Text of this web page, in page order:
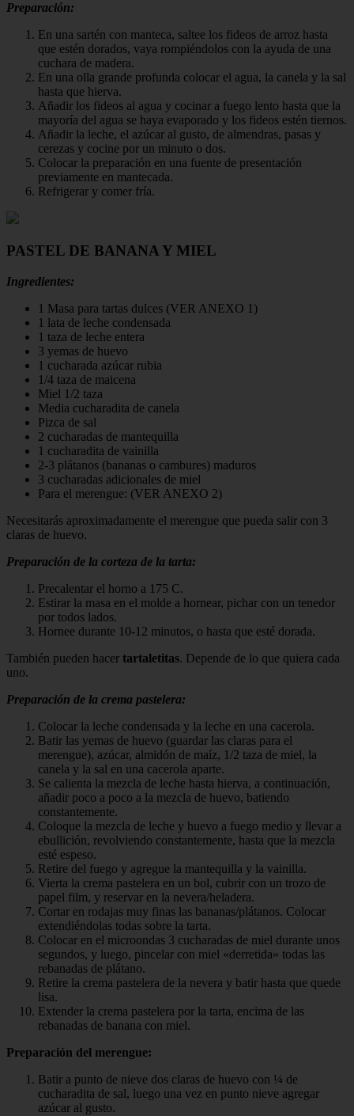
Preparación:
En una sartén con manteca, saltee los fideos de arroz hasta
que estén dorados, vaya rompiéndolos con la ayuda de una
cuchara de madera.
En una olla grande profunda colocar el agua, la canela y la sal
hasta que hierva.
Añadir los fideos al agua y cocinar a fuego lento hasta que la
mayoría del agua se haya evaporado y los fideos estén tiernos.
Añadir la leche, el azúcar al gusto, de almendras, pasas y
cerezas y cocine por un minuto o dos.
Colocar la preparación en una fuente de presentación
previamente en mantecada.
Refrigerar y comer fría.
PASTEL DE BANANA Y MIEL
Ingredientes:
1 Masa para tartas dulces (VER ANEXO 1)
1 lata de leche condensada
1 taza de leche entera
3 yemas de huevo
1 cucharada azúcar rubia
1/4 taza de maicena
Miel 1/2 taza
Media cucharadita de canela
Pizca de sal
2 cucharadas de mantequilla
1 cucharadita de vainilla
2-3 plátanos (bananas o cambures) maduros
3 cucharadas adicionales de miel
Para el merengue: (VER ANEXO 2)
Necesitarás aproximadamente el merengue que pueda salir con 3
claras de huevo.
Preparación de la corteza de la tarta:
Precalentar el horno a 175 C.
Estirar la masa en el molde a hornear, pichar con un tenedor
por todos lados.
Hornee durante 10-12 minutos, o hasta que esté dorada.
También pueden hacer tartaletitas. Depende de lo que quiera cada
uno.
Preparación de la crema pastelera:
Colocar la leche condensada y la leche en una cacerola.
Batir las yemas de huevo (guardar las claras para el
merengue), azúcar, almidón de maíz, 1/2 taza de miel, la
canela y la sal en una cacerola aparte.
Se calienta la mezcla de leche hasta hierva, a continuación,
añadir poco a poco a la mezcla de huevo, batiendo
constantemente.
Coloque la mezcla de leche y huevo a fuego medio y llevar a
ebullición, revolviendo constantemente, hasta que la mezcla
esté espeso.
Retire del fuego y agregue la mantequilla y la vainilla.
Vierta la crema pastelera en un bol, cubrir con un trozo de
papel film, y reservar en la nevera/heladera.
Cortar en rodajas muy finas las bananas/plátanos. Colocar
extendiéndolas todas sobre la tarta.
Colocar en el microondas 3 cucharadas de miel durante unos
segundos, y luego, pincelar con miel «derretida» todas las
rebanadas de plátano.
Retire la crema pastelera de la nevera y batir hasta que quede
lisa.
Extender la crema pastelera por la tarta, encima de las
rebanadas de banana con miel.
Preparación del merengue:
Batir a punto de nieve dos claras de huevo con ¼ de
cucharadita de sal, luego una vez en punto nieve agregar
azúcar al gusto.